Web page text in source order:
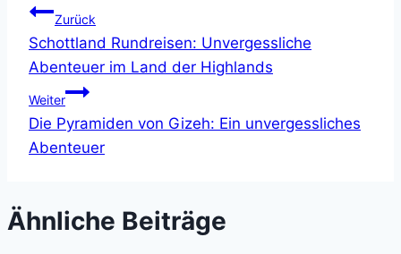
Beitragsnavigation
Zurück
Schottland Rundreisen: Unvergessliche
Abenteuer im Land der Highlands
Weiter
Die Pyramiden von Gizeh: Ein unvergessliches
Abenteuer
Ähnliche Beiträge